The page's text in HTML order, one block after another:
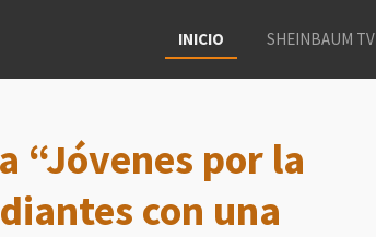
INICIO SHEINBAUM TV
“Jóvenes por la
con una